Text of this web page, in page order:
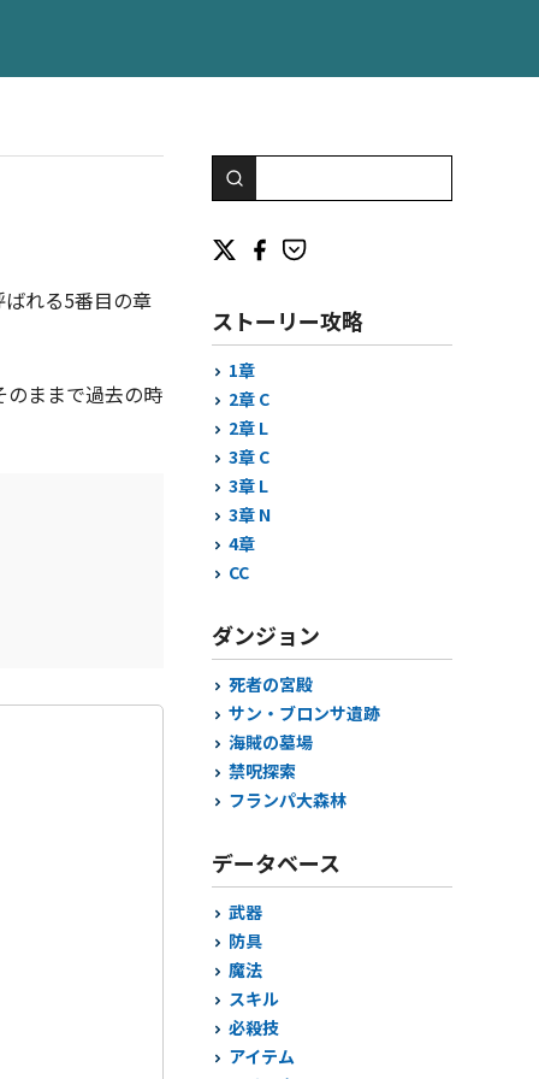
れる5番目の章
のままで過去の時
ストーリー攻略
1章
2章 C
2章 L
3章 C
3章 L
3章 N
4章
CC
ダンジョン
死者の宮殿
サン・ブロンサ遺跡
海賊の墓場
禁呪探索
フランパ大森林
データベース
武器
防具
魔法
スキル
必殺技
アイテム